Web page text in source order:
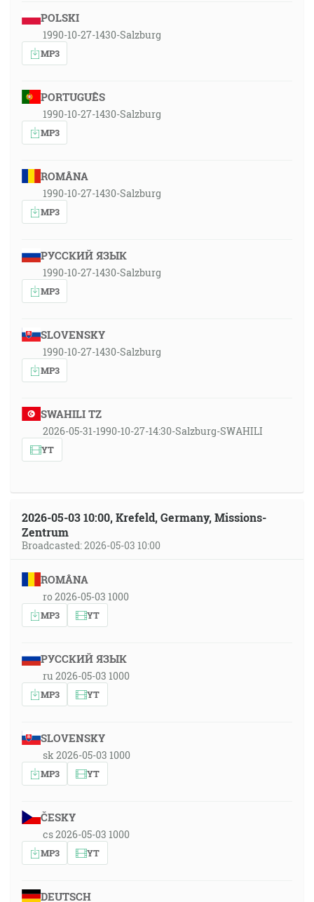
POLSKI
1990-10-27-1430-Salzburg
MP3
PORTUGUÊS
1990-10-27-1430-Salzburg
MP3
ROMÂNA
1990-10-27-1430-Salzburg
MP3
РУССКИЙ ЯЗЫК
1990-10-27-1430-Salzburg
MP3
SLOVENSKY
1990-10-27-1430-Salzburg
MP3
SWAHILI TZ
2026-05-31-1990-10-27-14:30-Salzburg-SWAHILI
YT
2026-05-03 10:00, Krefeld, Germany, Missions-
Zentrum
Broadcasted: 2026-05-03 10:00
ROMÂNA
ro 2026-05-03 1000
MP3 YT
РУССКИЙ ЯЗЫК
ru 2026-05-03 1000
MP3 YT
SLOVENSKY
sk 2026-05-03 1000
MP3 YT
ČESKY
cs 2026-05-03 1000
MP3 YT
DEUTSCH